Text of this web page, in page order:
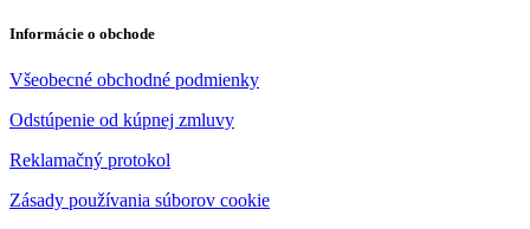
Informácie o obchode
Všeobecné obchodné podmienky
Odstúpenie od kúpnej zmluvy
Reklamačný protokol
Zásady používania súborov cookie